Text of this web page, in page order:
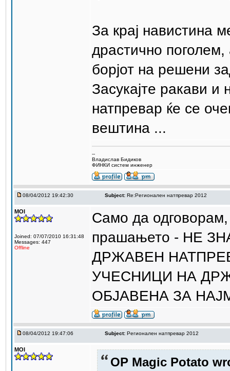
За крај навистина
драстично
борјот на решени
Засукајте ракави
натпревар ќе се
вештина ...
--
Владислав Бидиков
ФИНКИ систем инженер
08/04/2012 19:42:30 Subject: Re:Регионален натпревар 2012
MOI
Joined: 07/07/2010 16:31:48
Messages: 447
Offline
Само да одговорам,
прашањето - НЕ
ДРЖАВЕН
УЧЕСНИЦИ НА
ОБЈАВЕНА ЗА
08/04/2012 19:47:06 Subject: Регионален натпревар 2012
MOI
OP Magic Potato